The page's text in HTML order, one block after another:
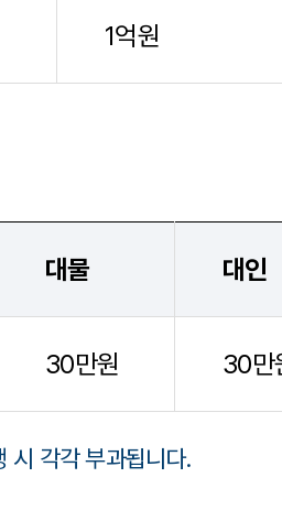
1억원
대물 대인
30만원 30만
시 각각 부과됩니다.